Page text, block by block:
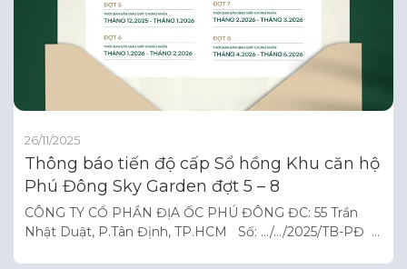
26/11/2025
Thông báo tiến độ cấp Sổ hồng Khu căn hộ
Phú Đông Sky Garden đợt 5 – 8
CÔNG TY CỔ PHẦN ĐỊA ỐC PHÚ ĐÔNG ĐC: 55 Trần
Nhật Duật, P.Tân Định, TP.HCM Số: …/…/2025/TB-PĐ